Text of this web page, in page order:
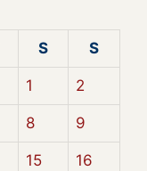
S S
1 2
8 9
15 16